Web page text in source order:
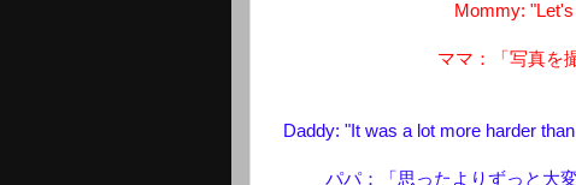
Mommy:
ママ：「写真を
Daddy: "It was a lot more harder
パパ：「思ったよりずっと大